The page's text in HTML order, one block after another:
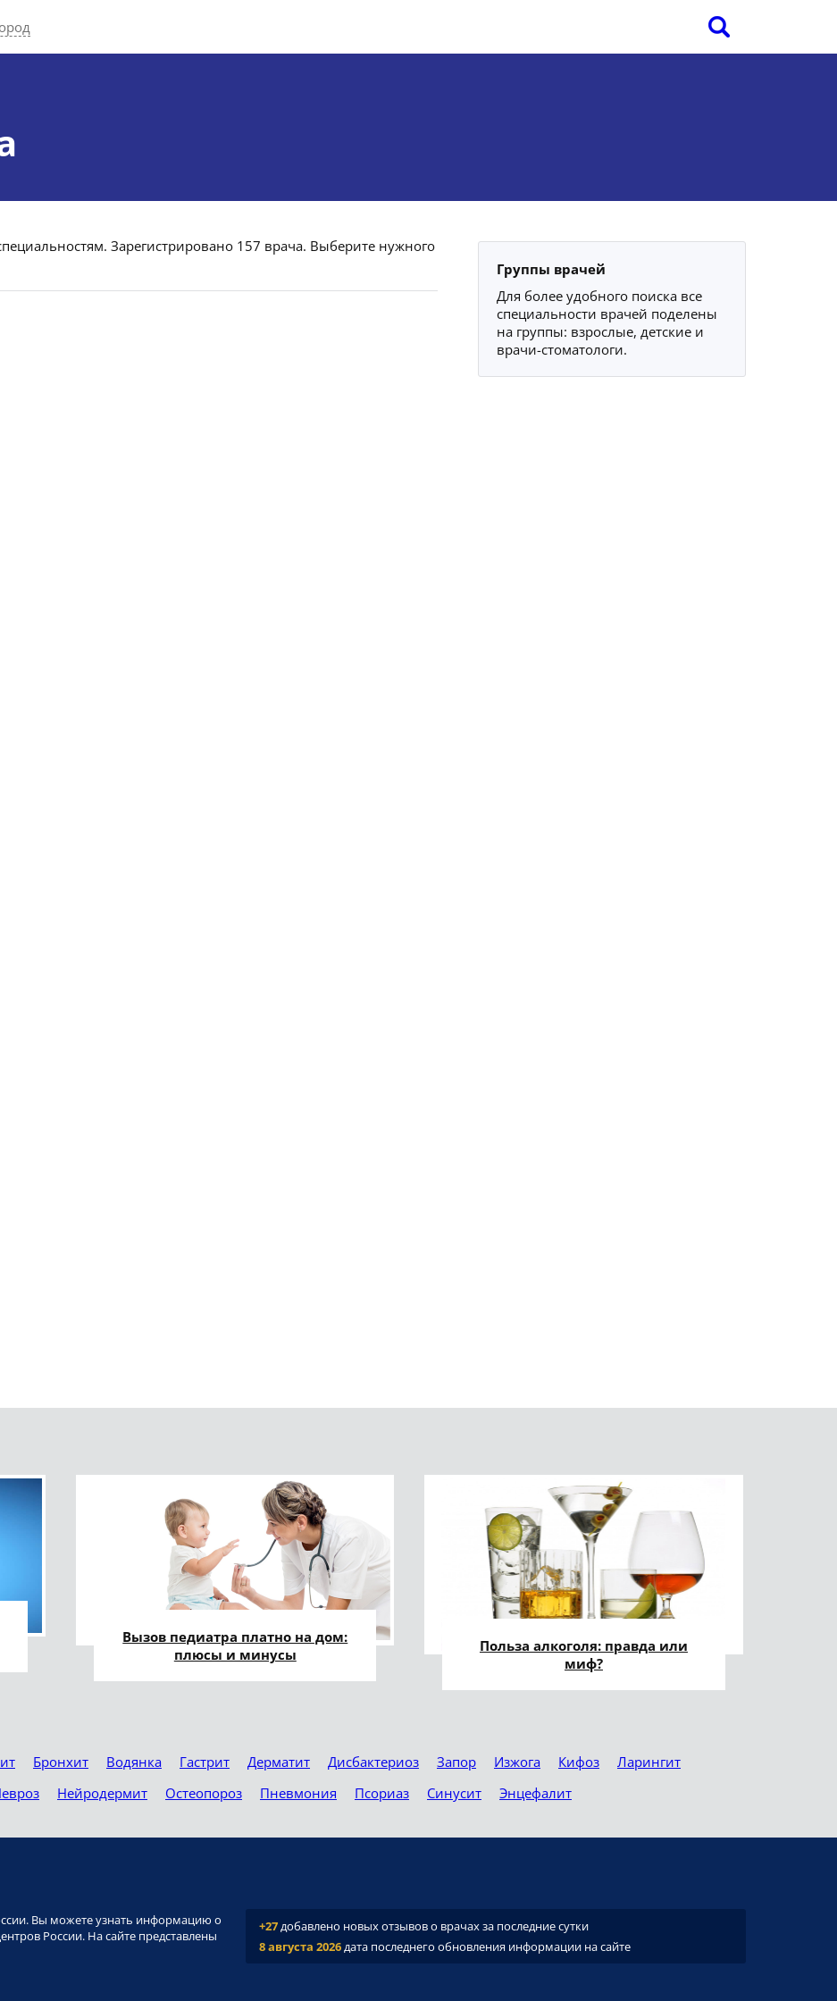
Зарегистрировано 157 врача. Выберите нужного
Группы врачей
Для более удобного поиска все
специальности врачей поделены
на группы: взрослые, детские и
врачи-стоматологи.
Вызов педиатра платно на дом:
плюсы и минусы
Польза алкоголя: правда или
миф?
Бронхит Водянка Гастрит Дерматит Дисбактериоз Запор Изжога Кифоз
Ларингит
Нейродермит Остеопороз Пневмония Псориаз Синусит Энцефалит
Вы можете узнать информацию о
России. На сайте представлены
+27добавлено новых отзывов о врачах за последние сутки
8 августа 2026дата последнего обновления информации на сайте